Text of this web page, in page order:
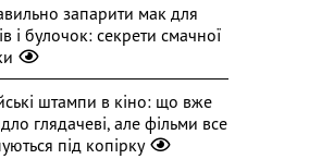
запарити мак для
і булочок: секрети смачної
штампи в кіно: що вже
глядачеві, але фільми все
під копірку